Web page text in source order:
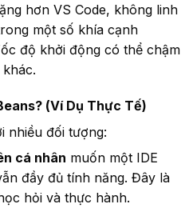
hơn VS Code, không linh
một số khía cạnh
độ khởi động có thể chậm
(Ví Dụ Thực Tế)
nhiều đối tượng:
cá nhân muốn một IDE
đầy đủ tính năng. Đây là
hỏi và thực hành.